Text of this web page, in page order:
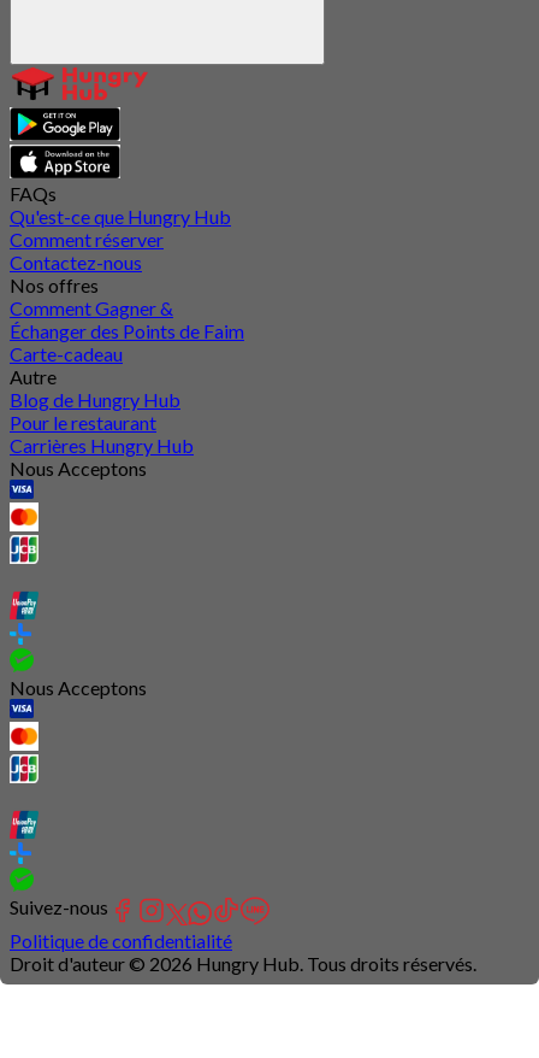
FAQs
Qu'est-ce que Hungry Hub
Comment réserver
Contactez-nous
Nos offres
Comment Gagner &
Échanger des Points de Faim
Carte-cadeau
Autre
Blog de Hungry Hub
Pour le restaurant
Carrières Hungry Hub
Nous Acceptons
Nous Acceptons
Suivez-nous
Politique de confidentialité
Droit d'auteur © 2026 Hungry Hub. Tous droits réservés.
Connection